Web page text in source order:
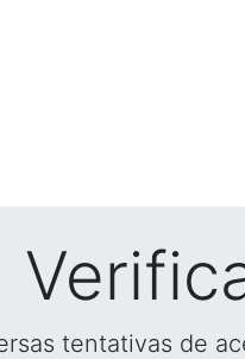
tentativas de